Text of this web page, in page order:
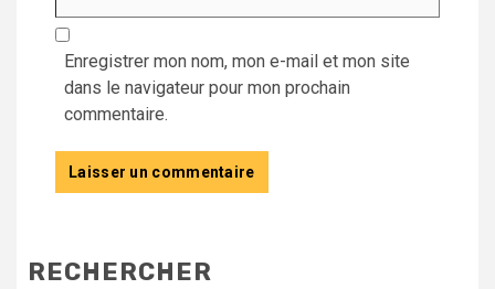
Enregistrer mon nom, mon e-mail et mon site
dans le navigateur pour mon prochain
commentaire.
RECHERCHER